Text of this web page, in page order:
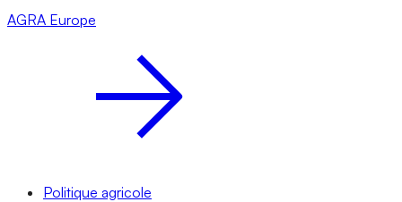
AGRA Europe
Politique agricole